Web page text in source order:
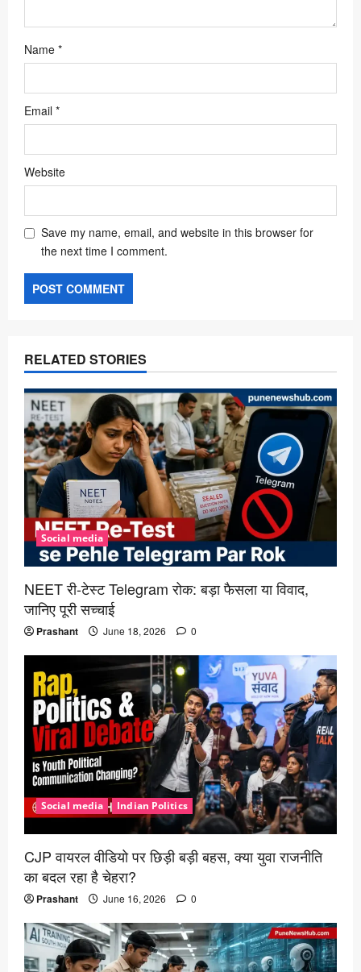
Name *
Email *
Website
Save my name, email, and website in this browser for
the next time I comment.
RELATED STORIES
Social media
NEET री-टेस्ट Telegram रोक: बड़ा फैसला या विवाद,
जानिए पूरी सच्चाई
Prashant June 18, 2026 0
Social media Indian Politics
CJP वायरल वीडियो पर छिड़ी बड़ी बहस, क्या युवा राजनीति
का बदल रहा है चेहरा?
Prashant June 16, 2026 0